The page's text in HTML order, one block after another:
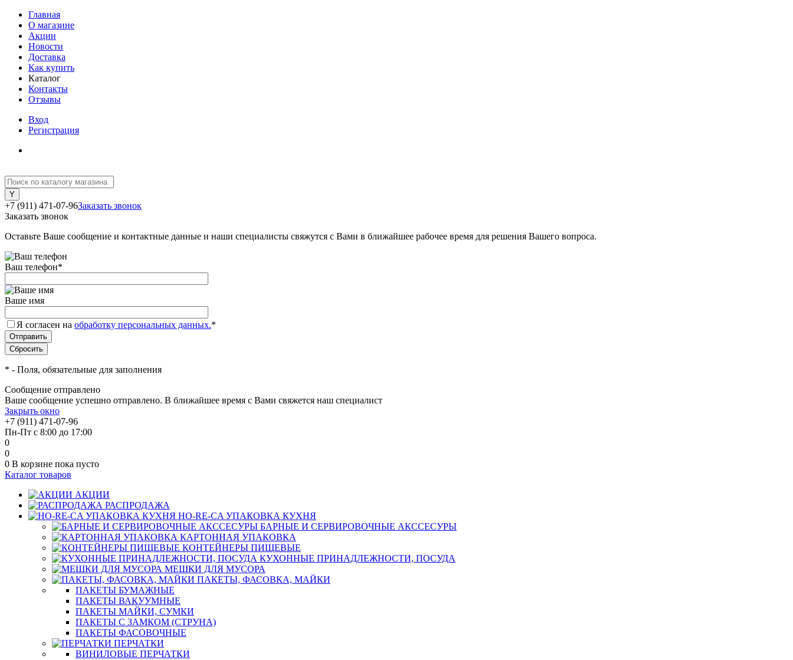
Главная
О магазине
Акции
Новости
Доставка
Как купить
Каталог
Контакты
Отзывы
Вход
Регистрация
+7 (911) 471-07-96Заказать звонок
Заказать звонок
Оставьте Ваше сообщение и контактные данные и наши специалисты свяжутся с Вами в ближайшее рабочее время для решения Вашего вопроса.
Ваш телефон*
Ваше имя
Я согласен на обработку персональных данных.*
* - Поля, обязательные для заполнения
Сообщение отправлено
Ваше сообщение успешно отправлено. В ближайшее время с Вами свяжется наш специалист
Закрыть окно
+7 (911) 471-07-96
Пн-Пт с 8:00 до 17:00
0
0
0 В корзине пока пусто
Каталог товаров
АКЦИИ
РАСПРОДАЖА
HO-RE-CA УПАКОВКА КУХНЯ
БАРНЫЕ И СЕРВИРОВОЧНЫЕ АКССЕСУРЫ
КАРТОННАЯ УПАКОВКА
КОНТЕЙНЕРЫ ПИЩЕВЫЕ
КУХОННЫЕ ПРИНАДЛЕЖНОСТИ, ПОСУДА
МЕШКИ ДЛЯ МУСОРА
ПАКЕТЫ, ФАСОВКА, МАЙКИ
ПАКЕТЫ БУМАЖНЫЕ
ПАКЕТЫ ВАКУУМНЫЕ
ПАКЕТЫ МАЙКИ, СУМКИ
ПАКЕТЫ С ЗАМКОМ (СТРУНА)
ПАКЕТЫ ФАСОВОЧНЫЕ
ПЕРЧАТКИ
ВИНИЛОВЫЕ ПЕРЧАТКИ